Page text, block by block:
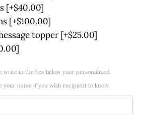
[+$40.00]
[+$100.00]
topper[+$25.00]
write in the box below your personalized
your name if you wish recipient to know.